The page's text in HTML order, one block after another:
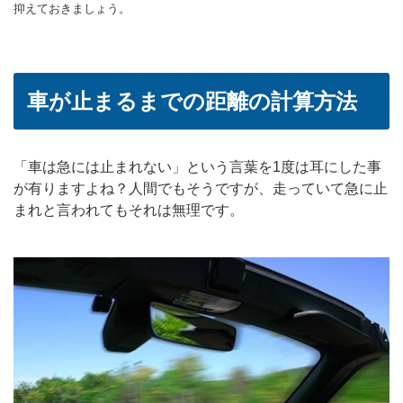
抑えておきましょう。
車が止まるまでの距離の計算方法
「車は急には止まれない」という言葉を1度は耳にした事
が有りますよね？人間でもそうですが、走っていて急に止
まれと言われてもそれは無理です。